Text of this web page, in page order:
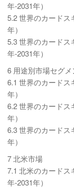
年-2031年）
5.2 世界のカードス
年）
5.3 世界のカードス
年-2031年）
6 用途別市場セグメ
6.1 世界のカードス
年）
6.2 世界のカードス
年）
6.3 世界のカードス
年）
7 北米市場
7.1 北米のカードス
年-2031年）